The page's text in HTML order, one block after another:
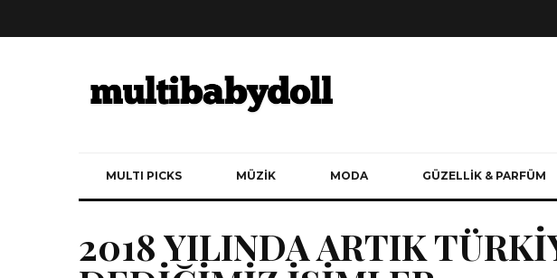
MULTI PICKS MÜZİK MODA GÜZELLİK & PARFÜM
2018 YILINDA ARTIK